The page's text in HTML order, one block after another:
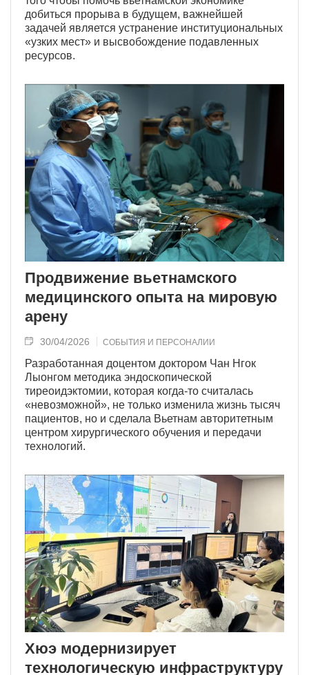
добиться прорыва в будущем, важнейшей
задачей является устранение институциональных
«узких мест» и высвобождение подавленных
ресурсов.
Продвижение вьетнамского
медицинского опыта на мировую
арену
30/04/2026 СОБЫТИЯ И ПЕРСОНАЛИИ
Разработанная доцентом доктором Чан Нгок
Лыонгом методика эндоскопической
тиреоидэктомии, которая когда-то считалась
«невозможной», не только изменила жизнь тысяч
пациентов, но и сделала Вьетнам авторитетным
центром хирургического обучения и передачи
технологий.
Хюэ модернизирует
технологическую инфраструктуру